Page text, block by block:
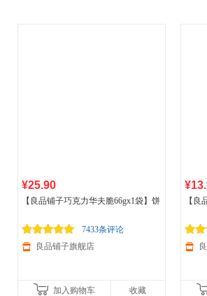
¥25.90
【良品铺子巧克力华夫脆66gx1袋】饼
7433条评论
良品铺子旗舰店
加入购物车 收藏
【